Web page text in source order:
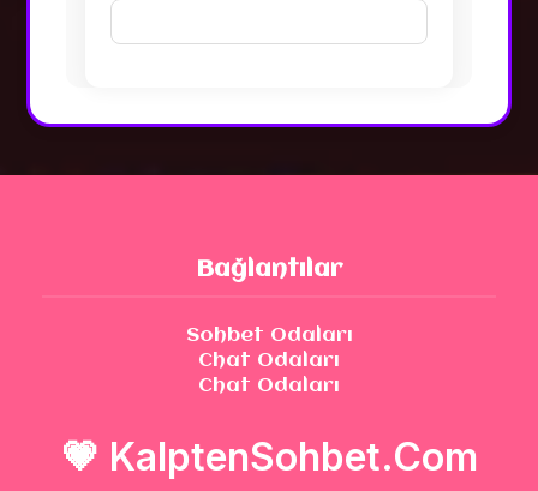
Bağlantılar
Sohbet Odaları
Chat Odaları
Chat Odaları
💗 KalptenSohbet.Com